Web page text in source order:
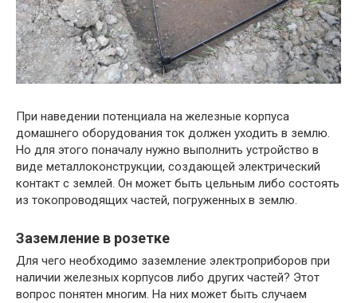
При наведении потенциала на железные корпуса
домашнего оборудования ток должен уходить в землю.
Но для этого поначалу нужно выполнить устройство в
виде металлоконструкции, создающей электрический
контакт с землей. Он может быть цельным либо состоять
из токопроводящих частей, погруженных в землю.
Заземление в розетке
Для чего необходимо заземление электроприборов при
наличии железных корпусов либо других частей? Этот
вопрос понятен многим. На них может быть случаем